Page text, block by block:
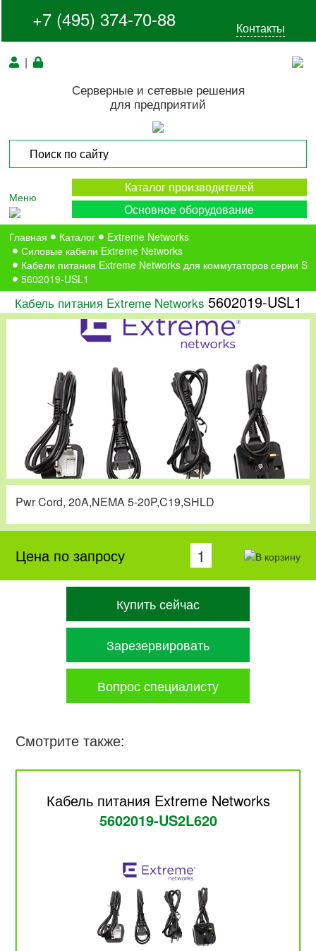
+7 (495) 374-70-88 Контакты
|
Серверные и сетевые решения
для предприятий
Меню
Каталог производителей
Основное оборудование
Главная Каталог
Extreme Networks
Силовые кабели Extreme Networks
Кабели питания Extreme Networks для коммутаторов серии S
5602019-USL1
Кабель питания Extreme Networks 5602019-USL1
Pwr Cord, 20A,NEMA 5-20P,C19,SHLD
Цена по запросу
Купить сейчас
Зарезервировать
Вопрос специалисту
Смотрите также:
Кабель питания Extreme Networks
5602019-US2L620